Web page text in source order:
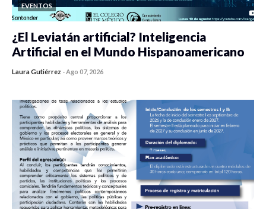
EVENTOS
¿El Leviatán artificial? Inteligencia
Artificial en el Mundo Hispanoamericano
Laura Gutiérrez -Ago 07, 2026